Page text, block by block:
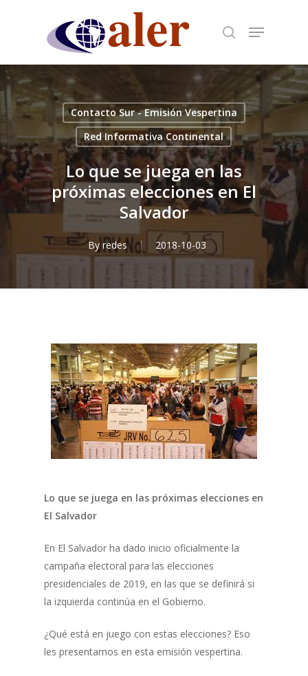
content
Contacto Sur - Emisión Vespertina
Red Informativa Continental
Lo que se juega en las
próximas elecciones en El
Salvador
By redes 2018-10-03
Lo que se juega en las próximas elecciones en
El Salvador
En El Salvador ha dado inicio oficialmente la
campaña electoral para las elecciones
presidenciales de 2019, en las que se definirá si
la izquierda continúa en el Gobierno.
¿Qué está en juego con estas elecciones? Eso
les presentamos en esta emisión vespertina.